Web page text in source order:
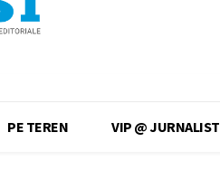
PE TEREN VIP @ JURNALIST